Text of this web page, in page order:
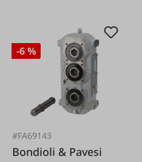
-6 %
#FA69143
Bondioli & Pavesi